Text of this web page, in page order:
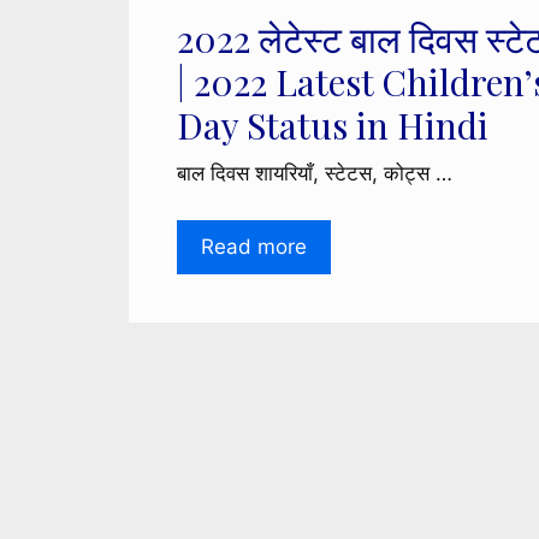
2022 लेटेस्ट बाल दिवस
| 2022 Latest
Day Status in Hindi
बाल दिवस शायरियाँ, स्टेटस, कोट्स …
Read more